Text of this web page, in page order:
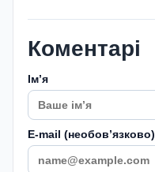
Коментарі
Імʼя
E-mail (необовʼязково)